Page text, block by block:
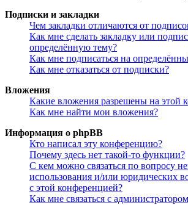
Подписки и закладки
Чем закладки отличаются от
Как мне сделать закладку или
определённую тему?
Как мне подписаться на
Как мне отказаться от подписки?
Вложения
Какие вложения разрешены на этой
Как мне найти мои вложения?
Информация о phpBB
Кто написал эту конференцию?
Почему здесь нет такой-то функции?
С кем можно связаться по вопросу
использования и/или юридических
с этой конференцией?
Как мне связаться с